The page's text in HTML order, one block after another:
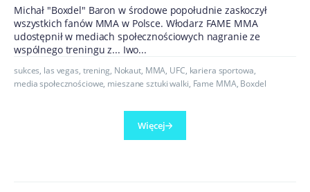
Michał "Boxdel" Baron w środowe popołudnie zaskoczył
wszystkich fanów MMA w Polsce. Włodarz FAME MMA
udostępnił w mediach społecznościowych nagranie ze
wspólnego treningu z... Iwo...
sukces, las vegas, trening, Nokaut, MMA, UFC, kariera sportowa,
media społecznościowe, mieszane sztuki walki, Fame MMA, Boxdel
Więcej